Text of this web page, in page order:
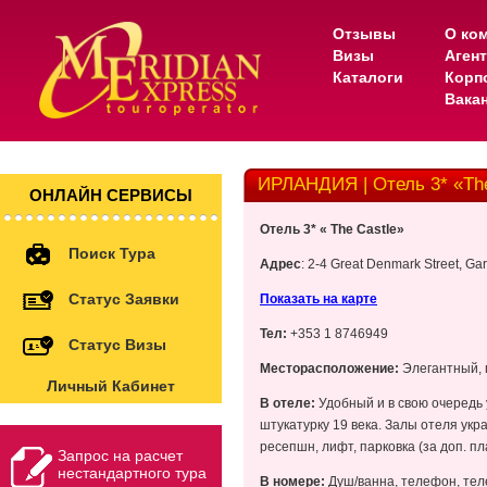
Отзывы
Визы
Каталоги
О
ОНЛАЙН СЕРВИСЫ
Поиск Тура
Статус Заявки
Статус Визы
Личный Кабинет
Запрос на расчет
нестандартного тура
ИРЛАНДИЯ | Отель 3*
Отель 3* « The Castle»
Адрес: 2-4 Great Denmark Street,
Показать на карте
Тел: +353 1 8746949
Месторасположение: Элегантный,
В отеле: Удобный и в свою очередь
штукатурку 19 века. Залы отеля
ресепшн, лифт, парковка (за доп.
В номере: Душ/ванна, телефон,